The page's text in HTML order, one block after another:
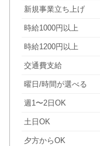
新規事業立ち上げ
時給1000円以上
時給1200円以上
交通費支給
曜日/時間が選べる
週1〜2日OK
土日OK
夕方からOK